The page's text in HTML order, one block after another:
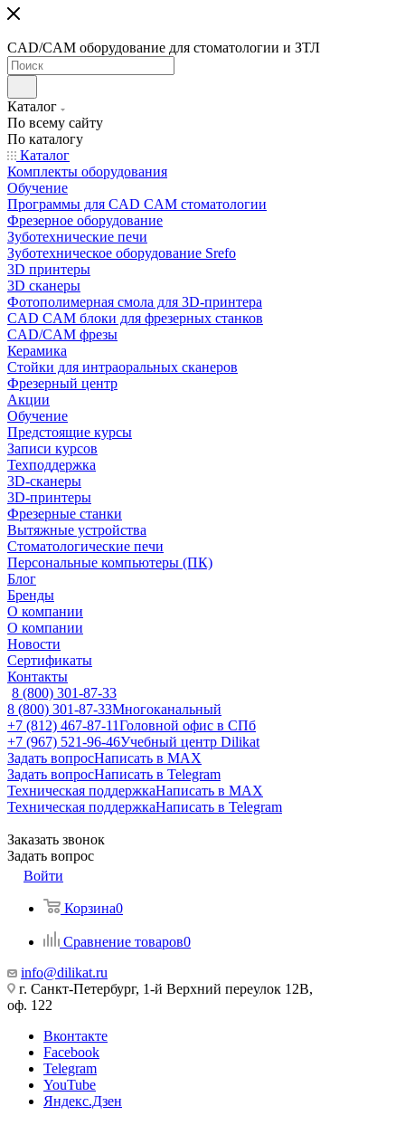
CAD/CAM оборудование для стоматологии и ЗТЛ
Каталог
По всему сайту
По каталогу
Каталог
Комплекты оборудования
Обучение
Программы для CAD CAM стоматологии
Фрезерное оборудование
Зуботехнические печи
Зуботехническое оборудование Srefo
3D принтеры
3D сканеры
Фотополимерная смола для 3D-принтера
CAD CAM блоки для фрезерных станков
CAD/CAM фрезы
Керамика
Стойки для интраоральных сканеров
Фрезерный центр
Акции
Обучение
Предстоящие курсы
Записи курсов
Техподдержка
3D-сканеры
3D-принтеры
Фрезерные станки
Вытяжные устройства
Стоматологические печи
Персональные компьютеры (ПК)
Блог
Бренды
О компании
О компании
Новости
Сертификаты
Контакты
8 (800) 301-87-33
8 (800) 301-87-33Многоканальный
+7 (812) 467-87-11Головной офис в СПб
+7 (967) 521-96-46Учебный центр Dilikat
Задать вопросНаписать в MAX
Задать вопросНаписать в Telegram
Техническая поддержкаНаписать в MAX
Техническая поддержкаНаписать в Telegram
Заказать звонок
Задать вопрос
Войти
Корзина0
Сравнение товаров0
info@dilikat.ru
г. Санкт-Петербург, 1-й Верхний переулок 12В,
оф. 122
Вконтакте
Facebook
Telegram
YouTube
Яндекс.Дзен